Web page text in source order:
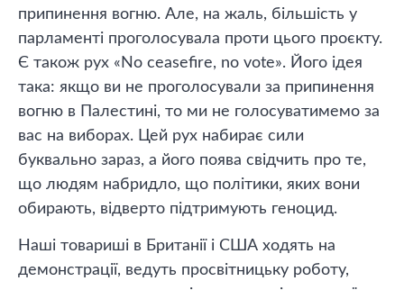
припинення вогню. Але, на жаль, більшість у
парламенті проголосувала проти цього проєкту.
Є також рух «No ceasefire, no vote». Його ідея
така: якщо ви не проголосували за припинення
вогню в Палестині, то ми не голосуватимемо за
вас на виборах. Цей рух набирає сили
буквально зараз, а його поява свідчить про те,
що людям набридло, що політики, яких вони
обирають, відверто підтримують геноцид.
Наші товариші в Британії і США ходять на
демонстрації, ведуть просвітницьку роботу,